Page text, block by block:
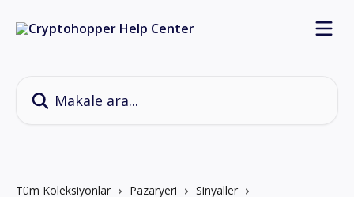
Tüm Koleksiyonlar Pazaryeri
Sinyaller